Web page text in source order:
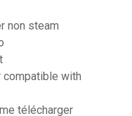
non steam
with
télécharger